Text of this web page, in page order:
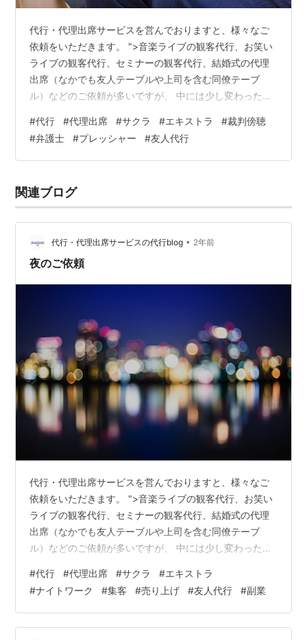
代行・代理出席サービスを営んでおりますと、様々なご
依頼をいただきます。 ">音楽ライブの観客代行、お笑い
ライブの観客代行、セミナーの観客代行、結婚式の代理
出席（なかでも友人テーブルや上司を含む同僚テーブ
ル）などのご依頼が多いですが、 中には少し変わったご
今回は裁判に関するご依頼のお話です。 裁判と言って
も、証言台に立つというご依頼ではございません。 証言
台で虚偽を述べることは、罪に問われることです。 いか
手を貸しません。 証言台にたつなどということではな
く、 裁判の傍聴に訪れて、原告を勇気づ…
#代行 #代理出席 #サクラ #エキストラ #裁判傍聴
#弁護士 #プレッシャー #友人代行
関連ブログ
代行・代理出席サービスの代行blog • 2年前
夜のご依頼
代行・代理出席サービスを営んでおりますと、様々なご
依頼をいただきます。 ">音楽ライブの観客代行、お笑い
ライブの観客代行、セミナーの観客代行、結婚式の代理
出席（なかでも友人テーブルや上司を含む同僚テーブ
ル）などのご依頼が多いですが、 中には少し変わったご
今回はナイトワークに関するご依頼のお話です。 ナイト
ワークに関わるといっても、もちろんいかがわしいお仕
事ではございません。 多くのナイトワーカーの方は、イ
ンセンティブでお給料をもらっています。 なので、集客
#代行 #代理出席 #サクラ #エキストラ
#ナイトワーク #集客 #売り上げ #友人代行 #副業